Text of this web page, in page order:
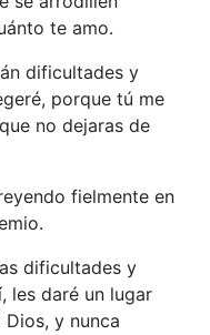
te amo.
dificultades y
porque tú me
no dejaras de
fielmente en
dificultades y
les daré un lugar
y nunca